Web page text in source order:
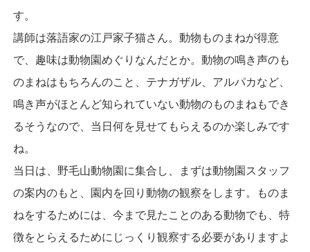
す。
講師は落語家の江戸家子猫さん。動物ものまねが得意
で、趣味は動物園めぐりなんだとか。動物の鳴き声のも
のまねはもちろんのこと、テナガザル、アルパカなど、
鳴き声がほとんど知られていない動物のものまねもでき
るそうなので、当日何を見せてもらえるのか楽しみです
ね。
当日は、野毛山動物園に集合し、まずは動物園スタッフ
の案内のもと、園内を回り動物の観察をします。ものま
ねをするためには、今まで見たことのある動物でも、特
徴をとらえるためにじっくり観察する必要がありますよ